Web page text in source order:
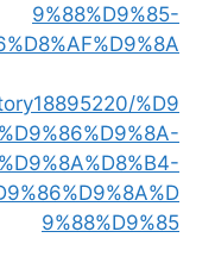
9%88%D9%85-
%D9
9%88%D9%85